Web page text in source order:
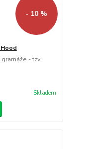
- 10 %
- tzv.
Skladem